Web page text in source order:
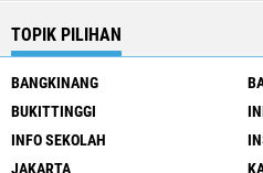
TOPIK PILIHAN
BANGKINANG
BUKITTINGGI
INFO SEKOLAH
JAKARTA